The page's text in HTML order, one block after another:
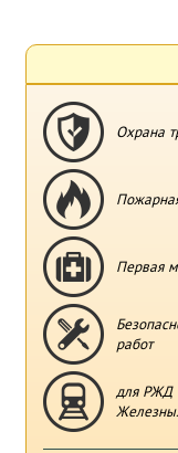
Охрана
Первая
работ
для РЖД